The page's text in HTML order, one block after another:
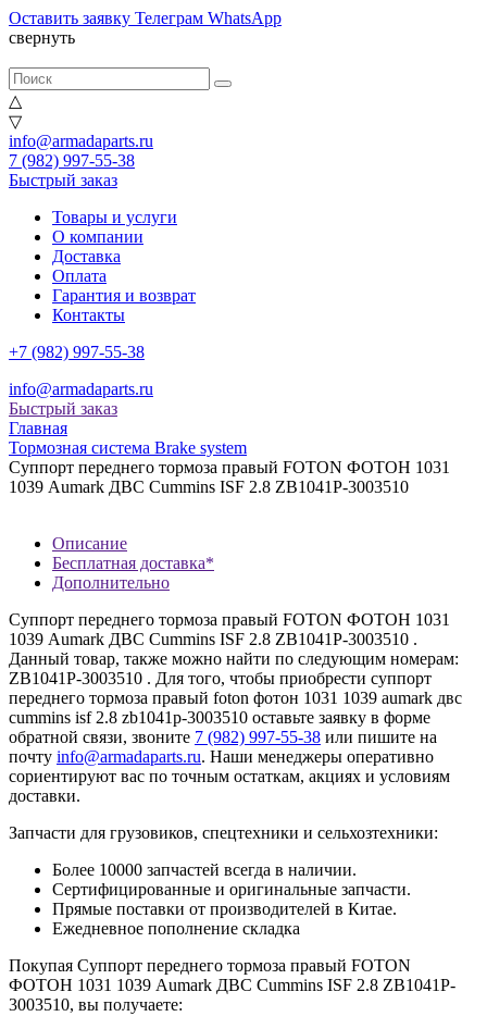
Оставить заявку Телеграм WhatsApp
свернуть
△
▽
info@armadaparts.ru
7 (982) 997-55-38
Быстрый заказ
Товары и услуги
О компании
Доставка
Оплата
Гарантия и возврат
Контакты
+7 (982) 997-55-38
info@armadaparts.ru
Быстрый заказ
Главная
Тормозная система Brake system
Суппорт переднего тормоза правый FOTON ФОТОН 1031
1039 Aumark ДВС Cummins ISF 2.8 ZB1041P-3003510
Описание
Бесплатная доставка*
Дополнительно
Суппорт переднего тормоза правый FOTON ФОТОН 1031
1039 Aumark ДВС Cummins ISF 2.8 ZB1041P-3003510 .
Данный товар, также можно найти по следующим номерам:
ZB1041P-3003510 . Для того, чтобы приобрести суппорт
переднего тормоза правый foton фотон 1031 1039 aumark двс
cummins isf 2.8 zb1041p-3003510 оставьте заявку в форме
обратной связи, звоните 7 (982) 997-55-38 или пишите на
почту info@armadaparts.ru. Наши менеджеры оперативно
сориентируют вас по точным остаткам, акциях и условиям
доставки.
Запчасти для грузовиков, спецтехники и сельхозтехники:
Более 10000 запчастей всегда в наличии.
Сертифицированные и оригинальные запчасти.
Прямые поставки от производителей в Китае.
Ежедневное пополнение складка
Покупая Суппорт переднего тормоза правый FOTON
ФОТОН 1031 1039 Aumark ДВС Cummins ISF 2.8 ZB1041P-
3003510, вы получаете: